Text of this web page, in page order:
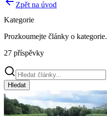
Zpět na úvod
Kategorie
Prozkoumejte články o kategorie.
27 příspěvky
Hledat